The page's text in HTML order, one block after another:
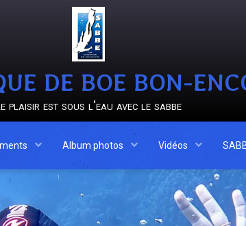
DE BOE BON-
plaisir est sous l'eau avec le sabbe
Album photos Vidéos